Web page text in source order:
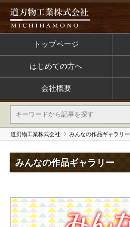
トップページ
はじめての方へ
会社概要
道刃物工業株式会社 みんなの作品ギャラリー
みんなの作品ギャラリー